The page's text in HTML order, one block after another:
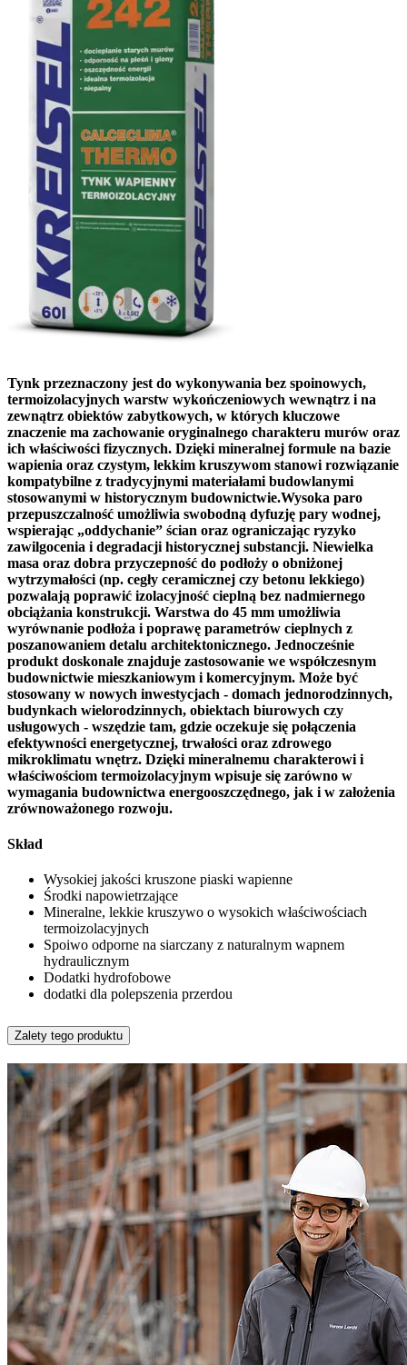
Tynk przeznaczony jest do wykonywania bez spoinowych,
termoizolacyjnych warstw wykończeniowych wewnątrz i na
zewnątrz obiektów zabytkowych, w których kluczowe
znaczenie ma zachowanie oryginalnego charakteru murów oraz
ich właściwości fizycznych. Dzięki mineralnej formule na bazie
wapienia oraz czystym, lekkim kruszywom stanowi rozwiązanie
kompatybilne z tradycyjnymi materiałami budowlanymi
stosowanymi w historycznym budownictwie.Wysoka paro
przepuszczalność umożliwia swobodną dyfuzję pary wodnej,
wspierając „oddychanie” ścian oraz ograniczając ryzyko
zawilgocenia i degradacji historycznej substancji. Niewielka
masa oraz dobra przyczepność do podłoży o obniżonej
wytrzymałości (np. cegły ceramicznej czy betonu lekkiego)
pozwalają poprawić izolacyjność cieplną bez nadmiernego
obciążania konstrukcji. Warstwa do 45 mm umożliwia
wyrównanie podłoża i poprawę parametrów cieplnych z
poszanowaniem detalu architektonicznego. Jednocześnie
produkt doskonale znajduje zastosowanie we współczesnym
budownictwie mieszkaniowym i komercyjnym. Może być
stosowany w nowych inwestycjach - domach jednorodzinnych,
budynkach wielorodzinnych, obiektach biurowych czy
usługowych - wszędzie tam, gdzie oczekuje się połączenia
efektywności energetycznej, trwałości oraz zdrowego
mikroklimatu wnętrz. Dzięki mineralnemu charakterowi i
właściwościom termoizolacyjnym wpisuje się zarówno w
wymagania budownictwa energooszczędnego, jak i w założenia
zrównoważonego rozwoju.
Skład
Wysokiej jakości kruszone piaski wapienne
Środki napowietrzające
Mineralne, lekkie kruszywo o wysokich właściwościach
termoizolacyjnych
Spoiwo odporne na siarczany z naturalnym wapnem
hydraulicznym
Dodatki hydrofobowe
dodatki dla polepszenia przerdou
Zalety tego produktu